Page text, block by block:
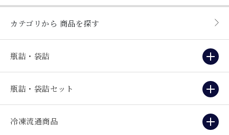
カテゴリから 商品を探す
瓶詰・袋詰
瓶詰・袋詰セット
冷凍流通商品